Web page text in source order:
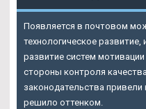
Появляется в почтовом
технологическое развитие,
развитие систем
стороны контроля
законодательства
решило оттенком.